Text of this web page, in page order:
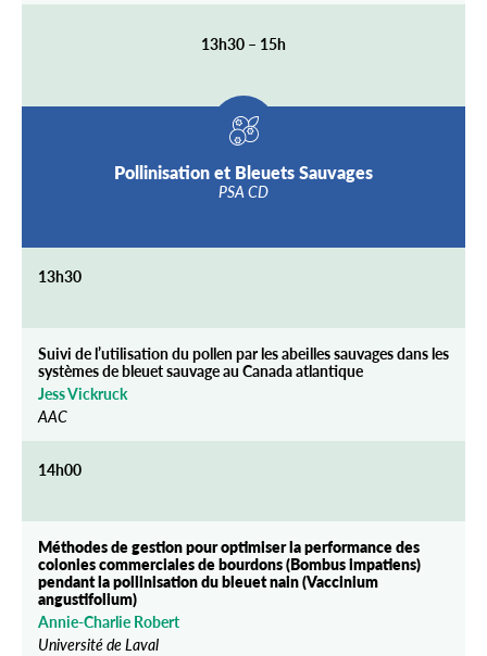
13h30 – 15h
Pollinisation et Bleuets Sauvages
PSA CD
13h30
Suivi de l’utilisation du pollen par les abeilles sauvages dans les
systèmes de bleuet sauvage au Canada atlantique
Jess Vickruck
AAC
14h00
Méthodes de gestion pour optimiser la performance des
colonies commerciales de bourdons (Bombus impatiens)
pendant la pollinisation du bleuet nain (Vaccinium
angustifolium)
Annie-Charlie Robert
Université de Laval